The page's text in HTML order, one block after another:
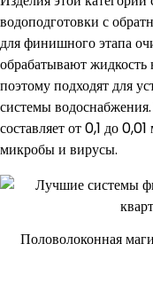
водоподготовки с
для финишного этапа
обрабатывают
поэтому подходят для
системы
составляет от 0,1 до
микробы и вирусы.
Половолоконная